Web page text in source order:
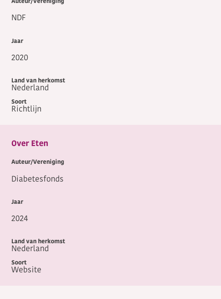
NDF
2020
Nederland
Richtlijn
Over Eten
Diabetesfonds
2024
Nederland
Website